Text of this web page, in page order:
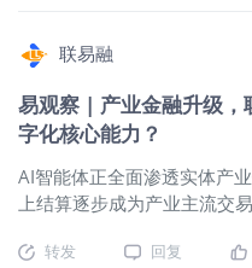
心挑战。 讯易链自动审核功
灵活配置的智能审核引擎，支
则按需自定义，能够快速匹
品类、灵活适配各资金方审核
支持 Excel 模板批量导入上
分公司登记记录，任务进度
叉解析 系统对“财产描述 +
度完整提取，自动识别发票
称、合同编号、抵押物型号
询、20 多个风险词预录入
别、一页多张发票智能拆分
至2025年的46.1万亿元，
推动供应链金融从传统人工
二是LPR利率阶梯式下降，
至2025年5月的3.00%，直
内容审核效率提升95%，全
业融资通过率提升92%，坏
确提出关键跃迁方向：未来AI
联易融
易观察 | 产业金融升级，
字化核心能力？
AI智能体正全面渗透实体产
上结算逐步成为产业主流交
穿透式合规核查要求，也难
转发 回复